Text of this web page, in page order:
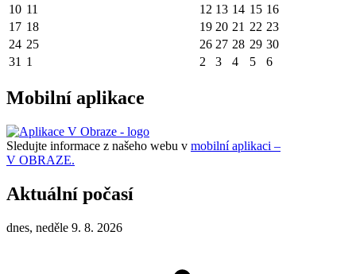
10 11 12 13 14 15 16
17 18 19 20 21 22 23
24 25 26 27 28 29 30
31 1 2 3 4 5 6
Mobilní aplikace
Sledujte informace z našeho webu v mobilní aplikaci –
V OBRAZE.
Aktuální počasí
dnes, neděle 9. 8. 2026